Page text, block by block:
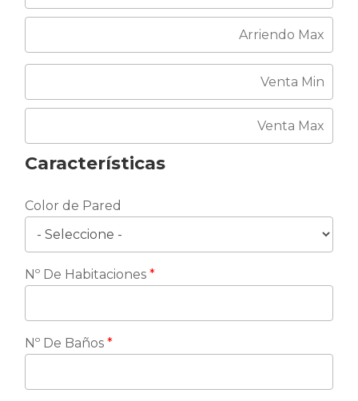
Características
Color de Pared
Nº De Habitaciones*
Nº De Baños*